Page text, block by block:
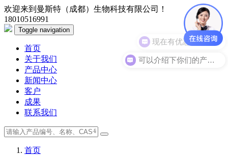
欢迎来到曼斯特（成都）生物科技有限公司！
18010516991
Toggle navigation
首页
关于我们
产品中心
新闻中心
客户
成果
联系我们
首页
可以介绍下你们的产品么？
现在有优惠活动么？